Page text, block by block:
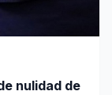
nulidad de